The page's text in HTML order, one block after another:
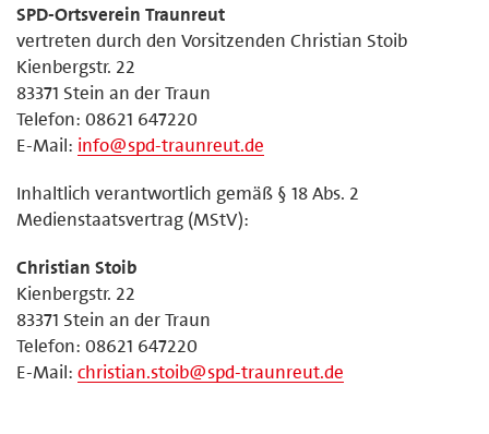
SPD-Ortsverein Traunreut
vertreten durch den Vorsitzenden Christian Stoib
Kienbergstr. 22
83371 Stein an der Traun
Telefon: 08621 647220
E-Mail: info@spd-traunreut.de
Inhaltlich verantwortlich gemäß § 18 Abs. 2
Medienstaatsvertrag (MStV):
Christian Stoib
Kienbergstr. 22
83371 Stein an der Traun
Telefon: 08621 647220
E-Mail: christian.stoib@spd-traunreut.de